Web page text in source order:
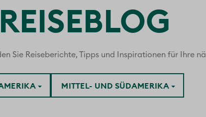
Sie Reiseberichte, Tipps und Inspirationen für Ihre
MITTEL- UND SÜDAMERIKA